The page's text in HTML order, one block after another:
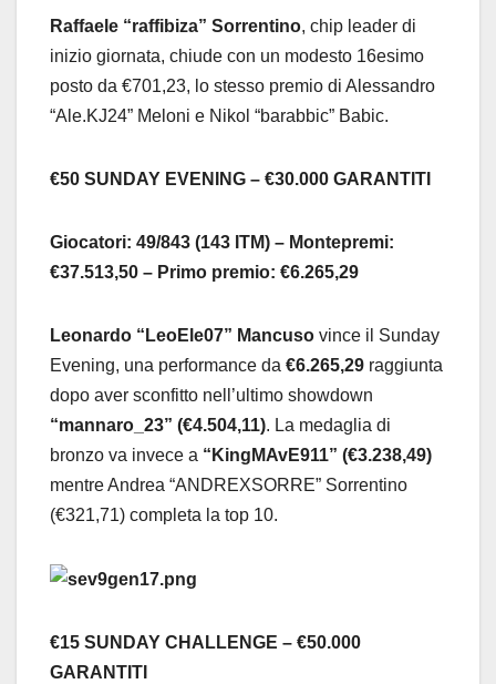
Raffaele “raffibiza” Sorrentino, chip leader di
inizio giornata, chiude con un modesto 16esimo
posto da €701,23, lo stesso premio di Alessandro
“Ale.KJ24” Meloni e Nikol “barabbic” Babic.
€50 SUNDAY EVENING – €30.000 GARANTITI
Giocatori: 49/843 (143 ITM) – Montepremi:
€37.513,50 – Primo premio: €6.265,29
Leonardo “LeoEle07” Mancuso vince il Sunday
Evening, una performance da €6.265,29 raggiunta
dopo aver sconfitto nell’ultimo showdown
“mannaro_23” (€4.504,11). La medaglia di
bronzo va invece a “KingMAvE911” (€3.238,49)
mentre Andrea “ANDREXSORRE” Sorrentino
(€321,71) completa la top 10.
€15 SUNDAY CHALLENGE – €50.000
GARANTITI